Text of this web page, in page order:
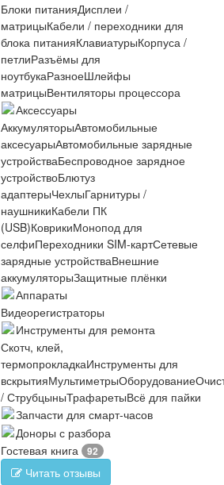
Блоки питанияДисплеи /
матрицыКабели / переходники для
блока питанияКлавиатурыКорпуса /
петлиРазъёмы для
ноутбукаРазноеШлейфы
матрицыВентиляторы процессора
Аксессуары
АккумуляторыАвтомобильные
аксесуарыАвтомобильные зарядные
устройстваБеспроводное зарядное
устройствоБлютуз
адаптерыЧехлыГарнитуры /
наушникиКабели ПК
(USB)КоврикиМонопод для
селфиПереходники SIM-картСетевые
зарядные устройстваВнешние
аккумуляторыЗащитные плёнки
Аппараты
Видеорегистраторы
Инструменты для ремонта
Скотч, клей,
термопрокладкаИнструменты для
вскрытияМультиметрыОборудование
/ СтрубцыныТрафаретыВсё для пайки
Запчасти для смарт-часов
Доноры с разбора
Гостевая книга
92
Читать отзывы